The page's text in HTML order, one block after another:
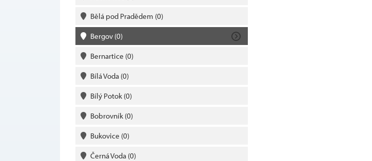
Bělá pod Pradědem (0)
Bergov (0)
Bernartice (0)
Bílá Voda (0)
Bílý Potok (0)
Bobrovník (0)
Bukovice (0)
Černá Voda (0)